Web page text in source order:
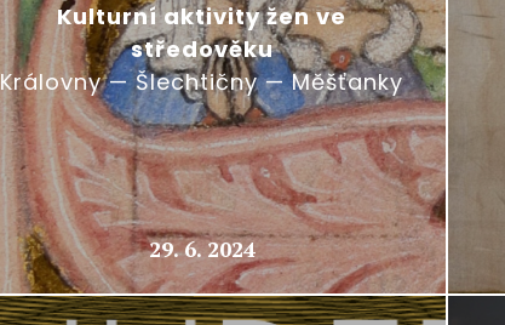
Kulturní aktivity žen ve
středověku
Královny — Šlechtičny — Měšťanky
29. 6. 2024